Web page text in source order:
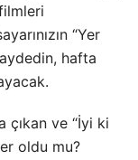
“Yer
hafta
çıkan ve “İyi ki
oldu mu?